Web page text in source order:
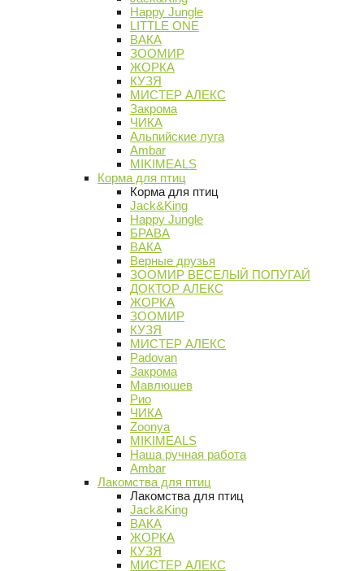
Happy Jungle
LITTLE ONE
ВАКА
ЗООМИР
ЖОРКА
КУЗЯ
МИСТЕР АЛЕКС
Закрома
ЧИКА
Альпийские луга
Ambar
MIKIMEALS
Корма для птиц
Корма для птиц
Jack&King
Happy Jungle
БРАВА
ВАКА
Верные друзья
ЗООМИР ВЕСЕЛЫЙ ПОПУГАЙ
ДОКТОР АЛЕКС
ЖОРКА
ЗООМИР
КУЗЯ
МИСТЕР АЛЕКС
Padovan
Закрома
Мавлюшев
Рио
ЧИКА
Zoonya
MIKIMEALS
Наша ручная работа
Ambar
Лакомства для птиц
Лакомства для птиц
Jack&King
ВАКА
ЖОРКА
КУЗЯ
МИСТЕР АЛЕКС